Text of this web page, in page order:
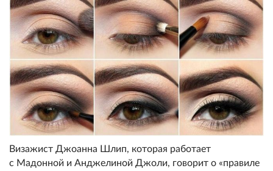
Визажист Джоанна Шлип, которая работает
с Мадонной и Анджелиной Джоли, говорит о «правиле